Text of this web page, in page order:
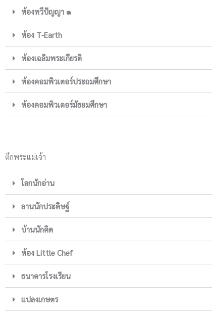
ห้องทวีปัญญา ๑
ห้อง T-Earth
ห้องเฉลิมพระเกียรติ
ห้องคอมพิวเตอร์ประถมศึกษา
ห้องคอมพิวเตอร์มัธยมศึกษา
ตึกพระแม่เจ้า
โลกนักอ่าน
ลานนักประดิษฐ์
บ้านนักคิด
ห้อง Little Chef
ธนาคารโรงเรียน
แปลงเกษตร